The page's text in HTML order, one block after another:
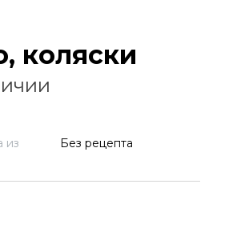
коляски
из
Без рецепта